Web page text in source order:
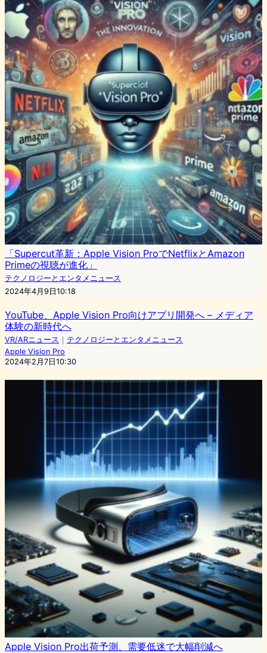
「Supercut革新：Apple Vision ProでNetflixとAmazon
Primeの視聴が進化」
テクノロジーとエンタメニュース
2024年4月9日10:18
YouTube、Apple Vision Pro向けアプリ開発へ – メディア
体験の新時代へ
VR/ARニュース ｜ テクノロジーとエンタメニュース
Apple Vision Pro
2024年2月7日10:30
Apple Vision Pro出荷予測、需要低迷で大幅削減へ